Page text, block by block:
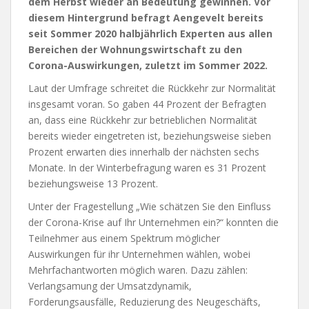
diesem Hintergrund befragt Aengevelt bereits
seit Sommer 2020 halbjährlich Experten aus allen
Bereichen der Wohnungswirtschaft zu den
Corona-Auswirkungen, zuletzt im Sommer 2022.
Laut der Umfrage schreitet die Rückkehr zur Normalität
insgesamt voran. So gaben 44 Prozent der Befragten
an, dass eine Rückkehr zur betrieblichen Normalität
bereits wieder eingetreten ist, beziehungsweise sieben
Prozent erwarten dies innerhalb der nächsten sechs
Monate. In der Winterbefragung waren es 31 Prozent
beziehungsweise 13 Prozent.
Unter der Fragestellung „Wie schätzen Sie den Einfluss
der Corona-Krise auf Ihr Unternehmen ein?“ konnten die
Teilnehmer aus einem Spektrum möglicher
Auswirkungen für ihr Unternehmen wählen, wobei
Mehrfachantworten möglich waren. Dazu zählen:
Verlangsamung der Umsatzdynamik,
Forderungsausfälle, Reduzierung des Neugeschäfts,